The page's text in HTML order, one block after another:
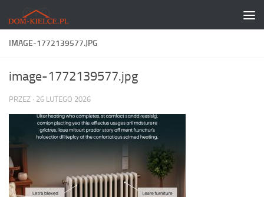
Skip to content
IMAGE-1772139577.JPG
image-1772139577.jpg
PRZEZ · 26 LUTEGO 2026